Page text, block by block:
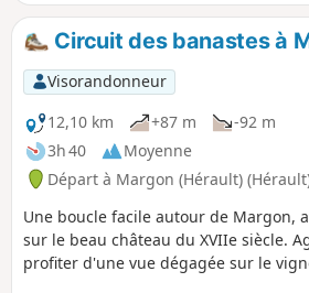
Circuit des banastes à
Visorandonneur
12,10 km
+87 m
-92 m
3h 40
Moyenne
Départ à Margon (Hérault)
Une boucle facile autour de Margon,
sur le beau château du XVIIe siècle.
profiter d'une vue dégagée sur le